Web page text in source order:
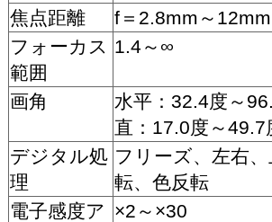
焦点距離
f＝2.8mm～12mm
フォーカス
範囲
1.4～∞
画角
水平：32.4度～
直：17.0度～49.7
デジタル処
理
フリーズ、左右、
転、色反転
電子感度ア ×2～×30